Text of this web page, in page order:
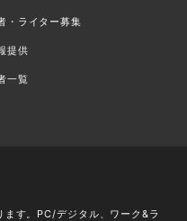
・ライター募集
提供
一覧
す。PC/デジタル、ワーク&ラ